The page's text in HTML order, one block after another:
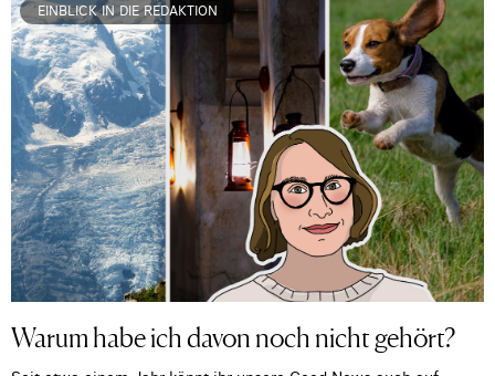
EINBLICK IN DIE REDAKTION
Warum habe ich davon noch nicht gehört?